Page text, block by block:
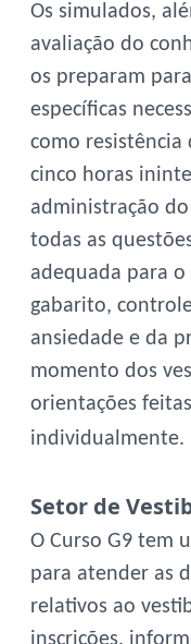
Os simulados,
avaliação do
os preparam
específicas
como
cinco horas
administração
todas as
adequada para
gabarito,
ansiedade e da
momento dos
orientações
individualmente.
Setor de
O Curso G9 tem
para atender as
relativos ao
inscrições,